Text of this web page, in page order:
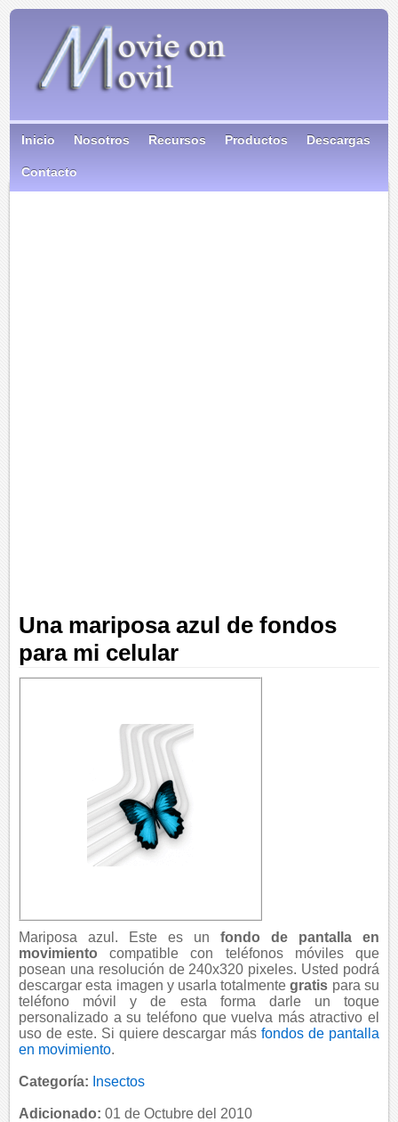
Inicio Nosotros Recursos Productos Descargas
Contacto
Una mariposa azul de fondos
para mi celular
Mariposa azul. Este es un fondo de pantalla en
movimiento compatible con teléfonos móviles que
posean una resolución de 240x320 pixeles. Usted podrá
descargar esta imagen y usarla totalmentegratis para su
teléfono móvil y de esta forma darle un toque
personalizado a su teléfono que vuelva más atractivo el
uso de este. Si quiere descargar másfondos de pantalla
en movimiento.
Categoría: Insectos
Adicionado: 01 de Octubre del 2010